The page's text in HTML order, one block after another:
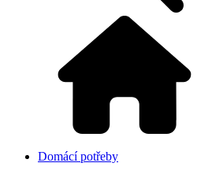
Domácí potřeby